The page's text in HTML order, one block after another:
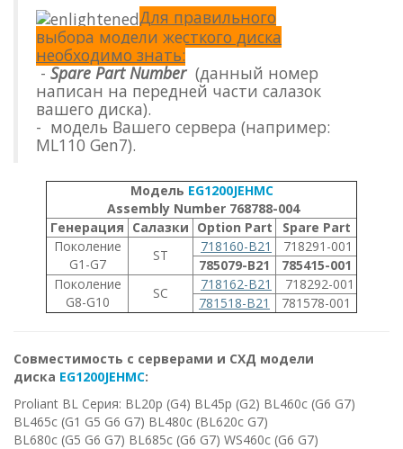
Для правильного
выбора модели жесткого диска
необходимо знать:
-Spare Part Number (данный номер
написан на передней части салазок
вашего диска).
- модель Вашего сервера (например:
ML110 Gen7).
Модель EG1200JEHMC
Assembly Number 768788-004
Генерация Салазки Option Part
Spare Part
Поколение
G1-G7
ST
718160-B21
718291-001
785079-B21
785415-001
Поколение
G8-G10
SC
718162-B21
718292-001
781518-B21
781578-001
Совместимость с серверами и СХД модели
диска EG1200JEHMC:
Proliant BL Серия: BL20p (G4) BL45p (G2) BL460c (G6 G7)
BL465c (G1 G5 G6 G7) BL480c (BL620c G7)
BL680c (G5 G6 G7) BL685c (G6 G7) WS460c (G6 G7)